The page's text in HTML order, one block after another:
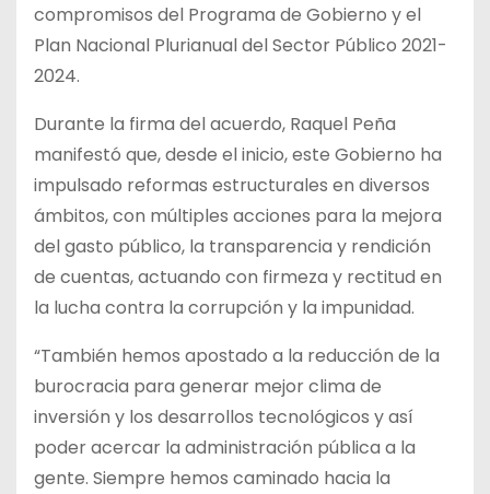
compromisos del Programa de Gobierno y el
Plan Nacional Plurianual del Sector Público 2021-
2024.
Durante la firma del acuerdo, Raquel Peña
manifestó que, desde el inicio, este Gobierno ha
impulsado reformas estructurales en diversos
ámbitos, con múltiples acciones para la mejora
del gasto público, la transparencia y rendición
de cuentas, actuando con firmeza y rectitud en
la lucha contra la corrupción y la impunidad.
“También hemos apostado a la reducción de la
burocracia para generar mejor clima de
inversión y los desarrollos tecnológicos y así
poder acercar la administración pública a la
gente. Siempre hemos caminado hacia la